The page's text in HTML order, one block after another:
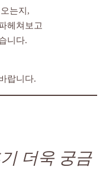
는지,
헤쳐보고
니다.
랍니다.
더욱 궁금